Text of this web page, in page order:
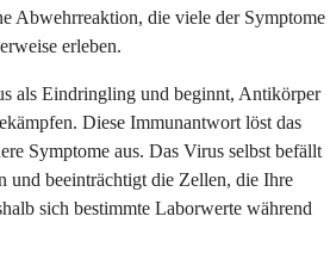
Abwehrreaktion, die viele der Symptome
erleben.
als Eindringling und beginnt, Antikörper
Diese Immunantwort löst das
Symptome aus. Das Virus selbst befällt
und beeinträchtigt die Zellen, die Ihre
sich bestimmte Laborwerte während